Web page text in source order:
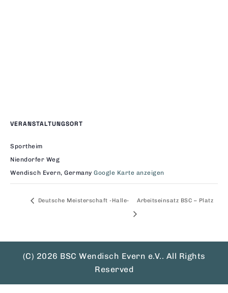
VERANSTALTUNGSORT
Sportheim
Niendorfer Weg
Wendisch Evern, Germany Google Karte anzeigen
Deutsche Meisterschaft -Halle- Arbeitseinsatz BSC – Platz
(C) 2026 BSC Wendisch Evern e.V.. All Rights
Reserved